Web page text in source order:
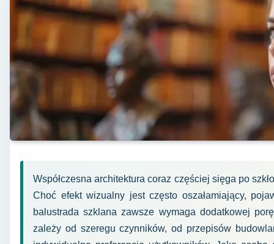
Współczesna architektura coraz częściej sięga po
Choć efekt wizualny jest często oszałamiający,
balustrada szklana zawsze wymaga dodatkowej
zależy od szeregu czynników, od przepisów